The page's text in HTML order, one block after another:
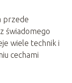
przede
świadomego
wiele technik i
cechami